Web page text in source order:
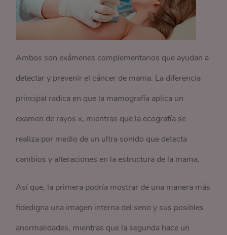
Ambos son exámenes complementarios que ayudan a
detectar y prevenir el cáncer de mama. La diferencia
principal radica en que la mamografía aplica un
examen de rayos x, mientras que la ecografía se
realiza por medio de un ultra sonido que detecta
cambios y alteraciones en la estructura de la mama.
Así que, la primera podría mostrar de una manera más
fidedigna una imagen interna del seno y sus posibles
anormalidades, mientras que la segunda hace un